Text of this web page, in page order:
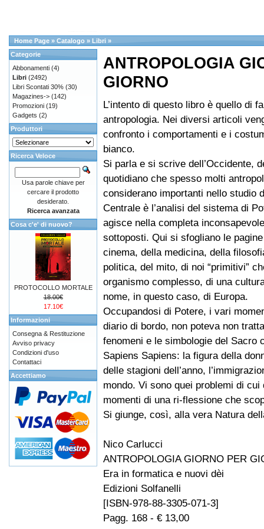
Home Page » Catalogo » Libri »
ANTROPOLOGIA
GIORNO
L’intento di questo libro è quello di
antropologia. Nei diversi articoli
confronto i comportamenti e i
bianco.
Si parla e si scrive dell’Occidente,
quotidiano che spesso molti
considerano importanti nello studio
Centrale è l’analisi del sistema di
agisce nella completa
sottoposti. Qui si sfogliano le pagine
cinema, della medicina, della
politica, del mito, di noi “primitivi”
organismo complesso, di una
nome, in questo caso, di Europa.
Occupandosi di Potere, i vari
diario di bordo, non poteva non
fenomeni e le simbologie del Sacro
Sapiens Sapiens: la figura della
delle stagioni dell’anno,
mondo. Vi sono quei problemi di
momenti di una ri-flessione che
Si giunge, così, alla vera Natura
Nico Carlucci
ANTROPOLOGIA GIORNO PER
Era in formatica e nuovi dèi
Edizioni Solfanelli
[ISBN-978-88-3305-071-3]
Pagg. 168 - € 13,00
Categorie
Abbonamenti (4)
Libri (2492)
Libri Scontati 30% (30)
Magazines-> (142)
Promozioni (19)
Gadgets (2)
Produttori
Ricerca Veloce
Usa parole chiave per
cercare il prodotto
desiderato.
Ricerca avanzata
Cosa c'e' di nuovo?
PROTOCOLLO MORTALE
18.00€
17.10€
Informazioni
Consegna & Restituzione
Avviso privacy
Condizioni d'uso
Contattaci
Accettiamo